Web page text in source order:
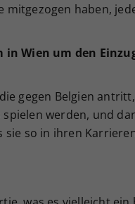
mitgezogen haben,
Wien um den
gegen Belgien antritt,
werden, und
sie so in ihren